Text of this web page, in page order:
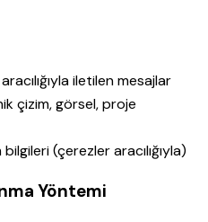
iletilen mesajlar
çizim, görsel, proje
(çerezler aracılığıyla)
Yöntemi